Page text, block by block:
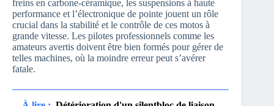
freins en carbone-céramique, les suspensions à haute
performance et l’électronique de pointe jouent un rôle
crucial dans la stabilité et le contrôle de ces motos à
grande vitesse. Les pilotes professionnels comme les
amateurs avertis doivent être bien formés pour gérer de
telles machines, où la moindre erreur peut s’avérer
fatale.